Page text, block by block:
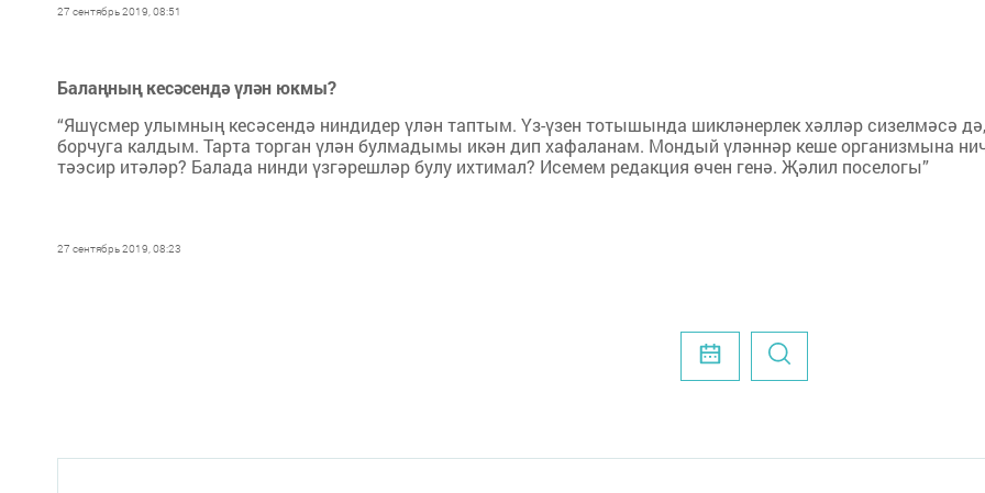
27 сентябрь 2019, 08:51
Балаңның кесәсендә үлән юкмы?
“Яшүсмер улымның кесәсендә ниндидер үлән таптым. Үз-үзен тотышында шикләнерлек хәлләр сизелмәсә дә,
борчуга калдым. Тарта торган үлән булмадымы икән дип хафаланам. Мондый үләннәр кеше организмына
тәэсир итәләр? Балада нинди үзгәрешләр булу ихтимал? Исемем редакция өчен генә. Җәлил поселогы”
27 сентябрь 2019, 08:23